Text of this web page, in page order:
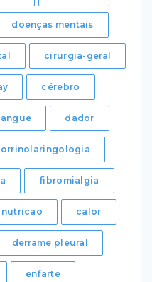
doenças mentais
cirurgia-geral
cérebro
dador
fibromialgia
nutricao calor
derrame pleural
enfarte